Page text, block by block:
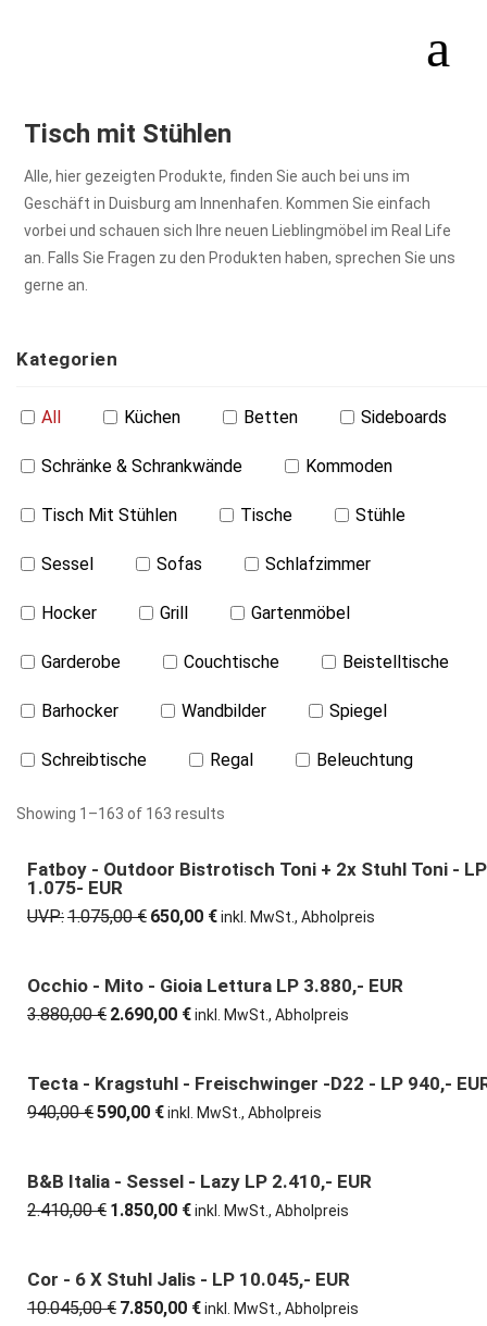
Tisch mit Stühlen
Alle, hier gezeigten Produkte, finden Sie auch bei uns im
Geschäft in Duisburg am Innenhafen. Kommen Sie einfach
vorbei und schauen sich Ihre neuen Lieblingmöbel im Real Life
an. Falls Sie Fragen zu den Produkten haben, sprechen Sie uns
gerne an.
Kategorien
All Küchen Betten Sideboards
Schränke & Schrankwände Kommoden
Tisch Mit Stühlen Tische Stühle
Sessel Sofas Schlafzimmer
Hocker Grill Gartenmöbel
Garderobe Couchtische Beistelltische
Barhocker Wandbilder Spiegel
Schreibtische Regal Beleuchtung
Showing 1–163 of 163 results
40% günstiger
Fatboy - Outdoor Bistrotisch Toni + 2x Stuhl Toni - LP
1.075- EUR
UVP:1.075,00€ Ursprünglicher
1.075,00 €
650,00 €Aktueller
650,00 €.
inkl. MwSt., Abholpreis
31% günstiger
Occhio - Mito - Gioia Lettura LP 3.880,- EUR
3.880,00€ Ursprünglicher
3.880,00 €
2.690,00 €Aktueller
2.690,00 €.
inkl. MwSt., Abholpreis
37% günstiger
Tecta - Kragstuhl - Freischwinger -D22 - LP 940,-
940,00€Ursprünglicher
940,00 €
590,00 €Aktueller
590,00 €.
inkl. MwSt., Abholpreis
23% günstiger
B&B Italia - Sessel - Lazy LP 2.410,- EUR
2.410,00€ Ursprünglicher
2.410,00 €
1.850,00 €Aktueller
1.850,00 €.
inkl. MwSt., Abholpreis
22% günstiger
Cor - 6 X Stuhl Jalis - LP 10.045,- EUR
10.045,00€ Ursprünglicher
7.850,00 €Aktueller
inkl. MwSt., Abholpreis